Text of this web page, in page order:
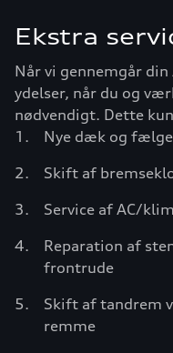
Ekstra
Når vi gennemgår
ydelser, når du og
nødvendigt. Dette
Nye dæk og fælge
Skift af
Service af AC/
Reparation af
frontrude
Skift af tandrem
remme